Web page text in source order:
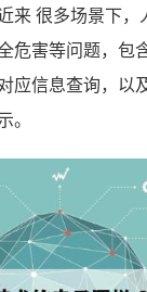
来 很多场景下，
危害等问题，包
应信息查询，以
。